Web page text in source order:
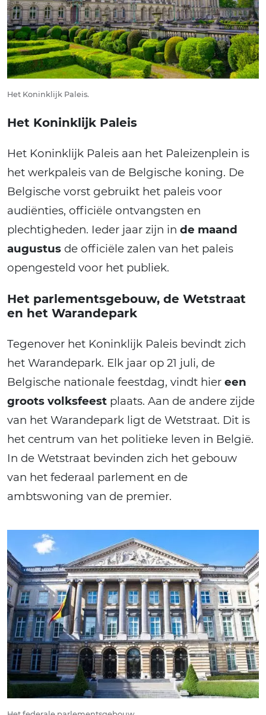
Het Koninklijk Paleis.
Het Koninklijk Paleis
Het Koninklijk Paleis aan het Paleizenplein is
het werkpaleis van de Belgische koning. De
Belgische vorst gebruikt het paleis voor
audiënties, officiële ontvangsten en
plechtigheden. Ieder jaar zijn in de maand
augustus de officiële zalen van het paleis
opengesteld voor het publiek.
Het parlementsgebouw, de Wetstraat
en het Warandepark
Tegenover het Koninklijk Paleis bevindt zich
het Warandepark. Elk jaar op 21 juli, de
Belgische nationale feestdag, vindt hier een
groots volksfeest plaats. Aan de andere zijde
van het Warandepark ligt de Wetstraat. Dit is
het centrum van het politieke leven in België.
In de Wetstraat bevinden zich het gebouw
van het federaal parlement en de
ambtswoning van de premier.